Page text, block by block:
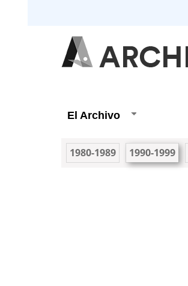
El Archivo
1980-1989 1990-1999